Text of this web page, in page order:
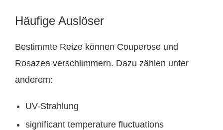
Häufige Auslöser
Bestimmte Reize können Couperose und
Rosazea verschlimmern. Dazu zählen unter
anderem:
UV-Strahlung
significant temperature fluctuations